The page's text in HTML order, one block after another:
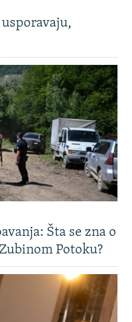
Šta se zna o
Potoku?